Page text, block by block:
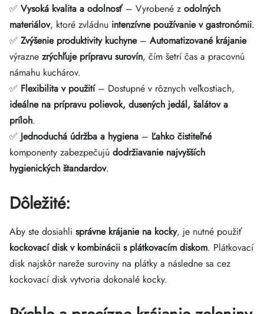
✅ Vysoká kvalita a odolnosť– Vyrobené z odolných
materiálov, ktoré zvládnu intenzívne používanie v gastronómii.
✅ Zvýšenie produktivity kuchyne– Automatizované krájanie
výrazne zrýchľuje prípravu surovín, čím šetrí čas a pracovnú
námahu kuchárov.
✅ Flexibilita v použití– Dostupné v rôznych veľkostiach,
ideálne na prípravu polievok, dusených jedál, šalátov a
príloh.
✅ Jednoduchá údržba a hygiena – Ľahko čistiteľné
komponenty zabezpečujú dodržiavanie najvyšších
hygienických štandardov.
Dôležité:
Aby ste dosiahli správne krájanie na kocky, je nutné použiť
kockovací disk v kombinácii s plátkovacím diskom. Plátkovací
disk najskôr nareže suroviny na plátky a následne sa cez
kockovací disk vytvoria dokonalé kocky.